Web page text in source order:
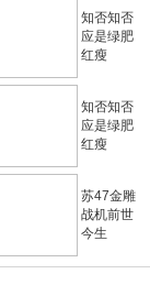
知否知否
应是绿肥
红瘦
知否知否
应是绿肥
红瘦
苏47金雕
战机前世
今生